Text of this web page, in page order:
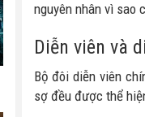
nguyên nhân vì sao
Diễn viên và
Bộ đôi diễn viên
sợ đều được thể